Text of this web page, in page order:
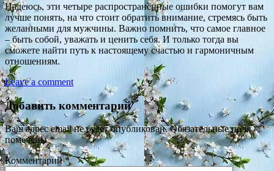
Надеюсь, эти четыре распространённые ошибки помогут вам
лучше понять, на что стоит обратить внимание, стремясь быть
желанными для мужчины. Важно помнить, что самое главное
– быть собой, уважать и ценить себя. И только тогда вы
сможете найти путь к настоящему счастью и гармоничным
отношениям.
Leave a comment
Добавить комментарий
Ваш адрес email не будет опубликован. Обязательные поля
помечены*
Комментарий*